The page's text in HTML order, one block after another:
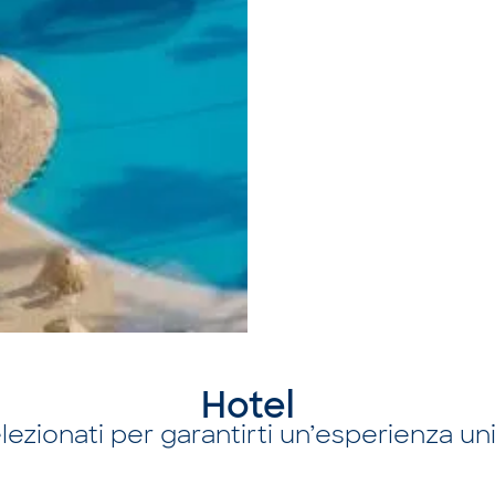
Hotel
per garantirti un’esperienza